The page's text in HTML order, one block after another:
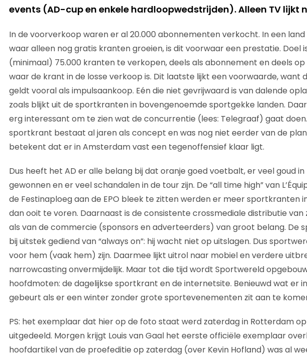
events (AD-cup en enkele hardloopwedstrijden). Alleen TV lijkt
In de voorverkoop waren er al 20.000 abonnementen verkocht. In een
waar alleen nog gratis kranten groeien, is dit voorwaar een prestatie. Doel
(minimaal) 75.000 kranten te verkopen, deels als abonnement en deels op
waar de krant in de losse verkoop is. Dit laatste lijkt een voorwaarde, want
geldt vooral als impulsaankoop. Eén die niet gevrijwaard is van dalende
zoals blijkt uit de sportkranten in bovengenoemde sportgekke landen.
erg interessant om te zien wat de concurrentie (lees: Telegraaf) gaat
sportkrant bestaat al jaren als concept en was nog niet eerder van de
betekent dat er in Amsterdam vast een tegenoffensief klaar ligt.
Dus heeft het AD er alle belang bij dat oranje goed voetbalt, er veel goud in
gewonnen en er veel schandalen in de tour zijn. De “all time high” van
de Festinaploeg aan de EPO bleek te zitten werden er meer sportkranten
dan ooit te voren. Daarnaast is de consistente crossmediale distributie van
als van de commercie (sponsors en adverteerders) van groot belang. De
bij uitstek gediend van “always on”: hij wacht niet op uitslagen. Dus
voor hem (vaak hem) zijn. Daarmee lijkt uitrol naar mobiel en verdere
narrowcasting onvermijdelijk. Maar tot die tijd wordt Sportwereld
hoofdmoten: de dagelijkse sportkrant en de internetsite. Benieuwd wat er
gebeurt als er een winter zonder grote sportevenementen zit aan te
PS: het exemplaar dat hier op de foto staat werd zaterdag in Rotterdam
uitgedeeld. Morgen krijgt Louis van Gaal het eerste officiële exemplaar
hoofdartikel van de proefeditie op zaterdag (over Kevin Hofland) was al